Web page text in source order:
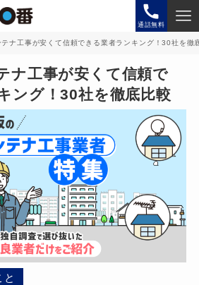
通話無料
テナ工事が安くて信頼できる業者ランキング！30社を徹
ナ工事が安くて信頼で
ング！30社を徹底比較